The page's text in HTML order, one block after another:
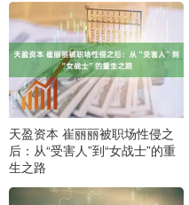
天盈资本 崔丽丽被职场性侵之
后：从“受害人”到“女战士”的重
生之路